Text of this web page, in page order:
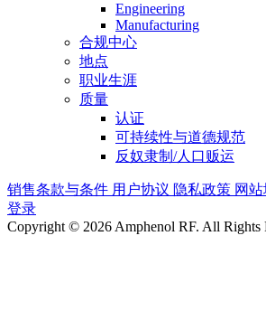
Engineering
Manufacturing
合规中心
地点
职业生涯
质量
认证
可持续性与道德规范
反奴隶制/人口贩运
销售条款与条件 用户协议 隐私政策 网
登录
Copyright © 2026 Amphenol RF. All Rights